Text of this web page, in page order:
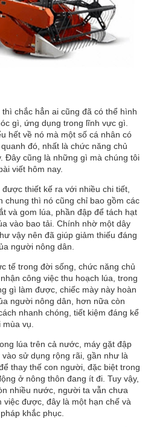
chắc hẳn ai cũng đã có thể hình
gì, ứng dụng trong lĩnh vực gì.
hết về nó mà một số cá nhân có
đó, nhất là chức năng chủ
Đây cũng là những gì mà chúng tôi
viết hôm nay.
được thiết kế ra với nhiều chi tiết,
chung thì nó cũng chỉ bao gồm các
và gom lúa, phần đập để tách hạt
vào bao tải. Chính nhờ một dây
vậy nên đã giúp giảm thiếu đáng
người nông dân.
tế trong đời sống, chức năng chủ
công việc thu hoạch lúa, trong
gì làm được, chiếc mày này hoàn
người nông dân, hơn nữa còn
nhanh chóng, tiết kiệm đáng kể
vụ.
lúa trên cả nước, máy gặt đập
sử dụng rộng rãi, gần như là
thay thế con người, đặc biệt trong
ở nông thôn đang ít đi. Tuy vậy,
nhiều nước, người ta vẫn chưa
được, đây là một hạn chế và
khắc phục.